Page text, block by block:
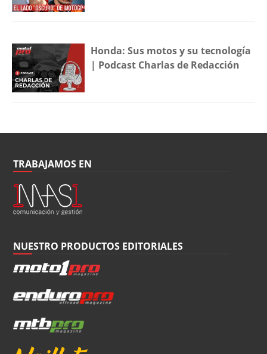
Honda: Sus motos y su tecnología
| Podcast Charlas de Redacción
TRABAJAMOS EN
NUESTRO PRODUCTOS EDITORIALES